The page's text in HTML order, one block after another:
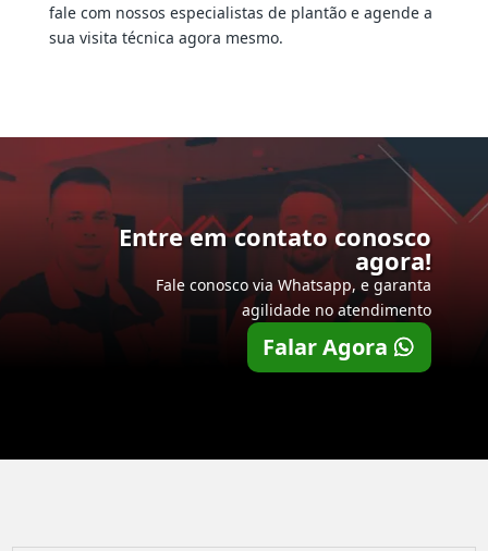
fale com nossos especialistas de plantão e agende a
sua visita técnica agora mesmo.
Entre em contato conosco
agora!
Fale conosco via Whatsapp, e garanta
agilidade no atendimento
Falar Agora